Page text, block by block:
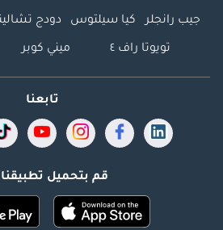
جيب رانجلر كيا سيلتوس دودج
تويوتا راف ٤ ميني كوبر
تابعنا
قم بتحميل تطبيقنا